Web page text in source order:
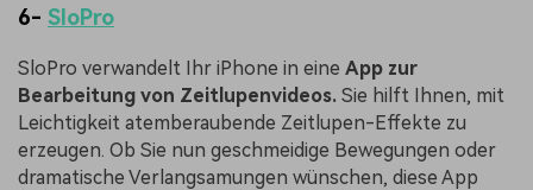
6- SloPro
SloPro verwandelt Ihr iPhone in eine App zur
Bearbeitung von Zeitlupenvideos. Sie hilft Ihnen, mit
Leichtigkeit atemberaubende Zeitlupen-Effekte zu
erzeugen. Ob Sie nun geschmeidige Bewegungen oder
dramatische Verlangsamungen wünschen, diese App